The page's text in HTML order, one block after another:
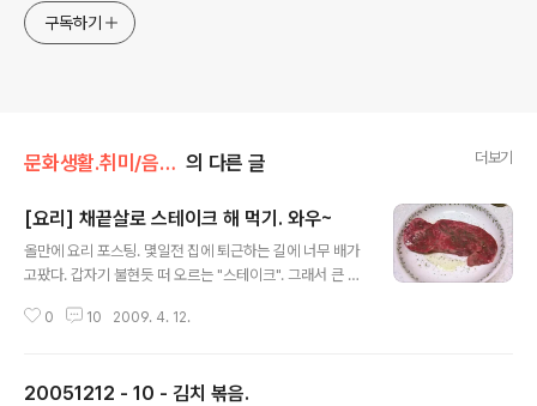
구독하기
문화생활.취미/음식.기타 의 다른 글 더보기
[요리] 채끝살로 스테이크 해 먹기. 와우~
올만에 요리 포스팅. 몇일전 집에 퇴근하는 길에 너무 배가
고팠다. 갑자기 불현듯 떠 오르는 "스테이크". 그래서 큰 마
채끝살을 구매. 무려 1.2만원이나 들었다 ㅠ_ㅠ 그리고 파
그리고 집에 도착. 통후추도 한통 사려고 했지만, 그리 많이
0 10 2009. 4. 12.
20051212 - 10 - 김치 볶음.